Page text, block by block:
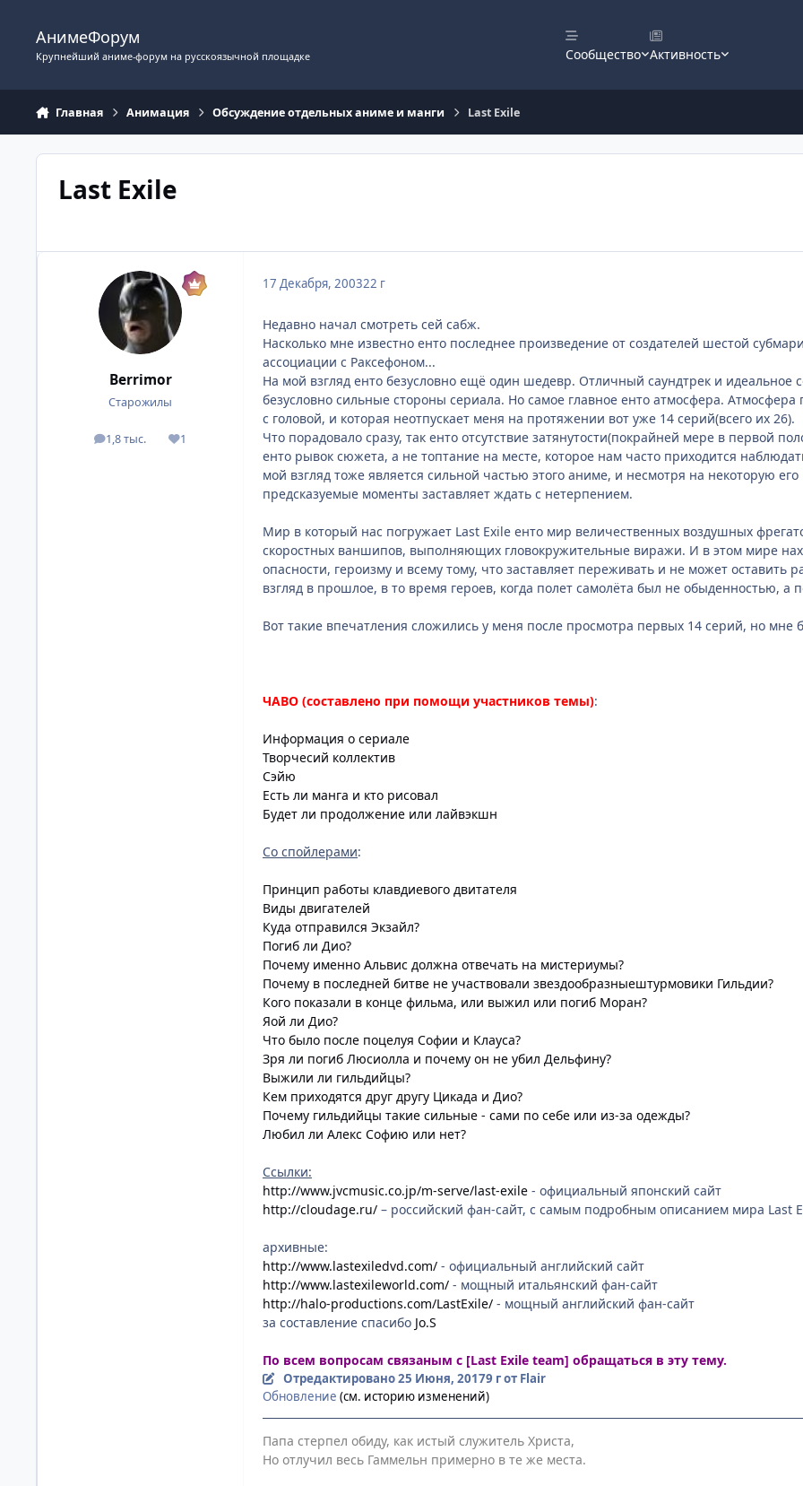
АнимеФорум
Крупнейший аниме-форум на русскоязычной площадке Сообщество Активность
Главная Анимация Обсуждение отдельных аниме и манги Last Exile
Last Exile
Berrimor
Старожилы
1,8 тыс.
посты 1
Репутация
17 Декабря, 200322 г
Недавно начал смотреть сей сабж.
Насколько мне известно енто последнее произведение от создателей шестой
ассоциации с Раксефоном...
На мой взгляд енто безусловно ещё один шедевр. Отличный саундтрек и
безусловно сильные стороны сериала. Но самое главное енто атмосфера.
с головой, и которая неотпускает меня на протяжении вот уже 14 серий(всего их 26).
Что порадовало сразу, так енто отсутствие затянутости(покрайней мере в первой
енто рывок сюжета, а не топтание на месте, которое нам часто приходится
мой взгляд тоже является сильной частью этого аниме, и несмотря на некоторую
предсказуемые моменты заставляет ждать с нетерпением.
Мир в который нас погружает Last Exile енто мир величественных воздушных
скоростных ваншипов, выполняющих гловокружительные виражи. И в этом мире
опасности, героизму и всему тому, что заставляет переживать и не может
взгляд в прошлое, в то время героев, когда полет самолёта был не обыденностью, а
Вот такие впечатления сложились у меня после просмотра первых 14 серий, но мне
ЧАВО (составлено при помощи участников темы):
Информация о сериале
Творчесий коллектив
Сэйю
Есть ли манга и кто рисовал
Будет ли продолжение или лайвэкшн
Со спойлерами:
Принцип работы клавдиевого двитателя
Виды двигателей
Куда отправился Экзайл?
Погиб ли Дио?
Почему именно Альвис должна отвечать на мистериумы?
Почему в последней битве не участвовали звездообразныештурмовики Гильдии?
Кого показали в конце фильма, или выжил или погиб Моран?
Яой ли Дио?
Что было после поцелуя Софии и Клауса?
Зря ли погиб Люсиолла и почему он не убил Дельфину?
Выжили ли гильдийцы?
Кем приходятся друг другу Цикада и Дио?
Почему гильдийцы такие сильные - сами по себе или из-за одежды?
Любил ли Алекс Софию или нет?
Ссылки:
http://www.jvcmusic.co.jp/m-serve/last-exile - официальный японский сайт
http://cloudage.ru/ – российский фан-сайт, с самым подробным описанием мира Last
архивные:
http://www.lastexiledvd.com/ - официальный английский сайт
http://www.lastexileworld.com/ - мощный итальянский фан-сайт
http://halo-productions.com/LastExile/ - мощный английский фан-сайт
за составление спасибо Jo.S
По всем вопросам связаным с [Last Exile team] обращаться в эту тему.
Отредактировано25 Июня, 20179 гот Flair
Обновление (см. историю изменений)
Папа стерпел обиду, как истый служитель Христа,
Но отлучил весь Гаммельн примерно в те же места.